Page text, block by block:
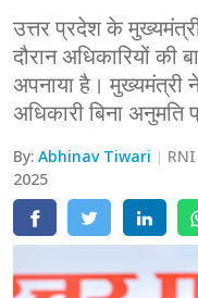
क्राइम
शिक्षा
वेब स्टोरी
उत्तर प्रदेश के
दौरान अधिकारियों की
अपनाया है। मुख्यमंत्री
अधिकारी बिना
By:Abhinav Tiwari
2025
वाराणसी
आगरा
अयोध्या
अलीगढ़
मथुरा